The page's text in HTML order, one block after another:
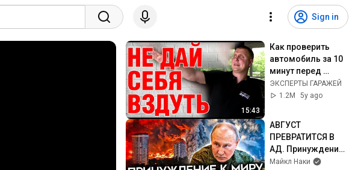
Sign in
15:43
Как проверить
автомобиль за 10
минут перед
покупкой, чтобы
не купить хлам.
ЭКСПЕРТЫ ГАРАЖЕЙ
1.2M
5y ago
АВГУСТ
ПРЕВРАТИТСЯ В
АД. Принуждение
к миру только
Майкл Наки